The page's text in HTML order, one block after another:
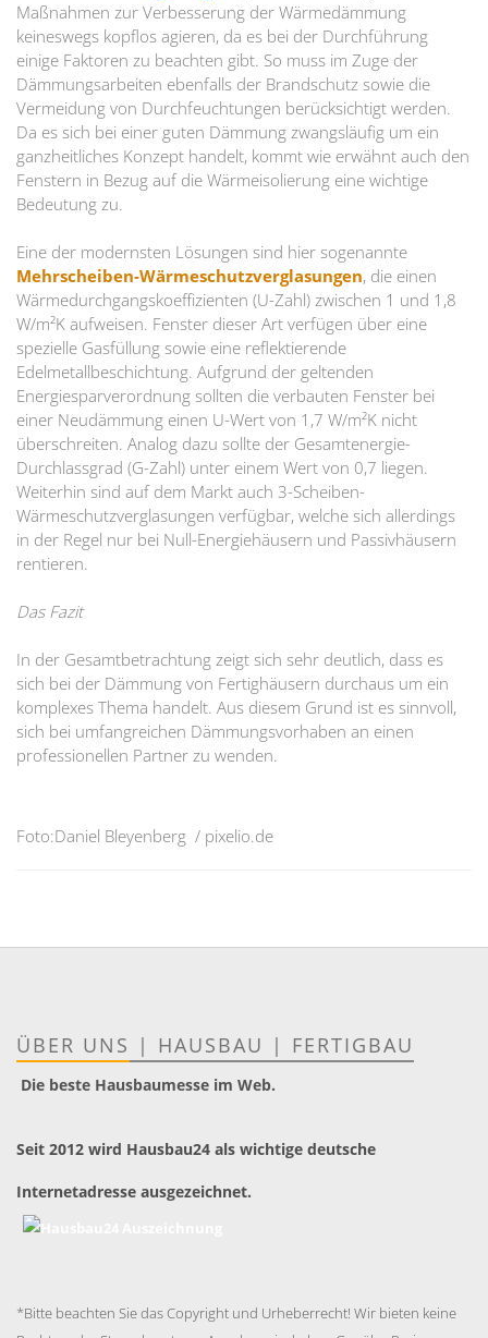
Maßnahmen zur Verbesserung der Wärmedämmung
keineswegs kopflos agieren, da es bei der Durchführung
einige Faktoren zu beachten gibt. So muss im Zuge der
Dämmungsarbeiten ebenfalls der Brandschutz sowie die
Vermeidung von Durchfeuchtungen berücksichtigt werden.
Da es sich bei einer guten Dämmung zwangsläufig um ein
ganzheitliches Konzept handelt, kommt wie erwähnt auch den
Fenstern in Bezug auf die Wärmeisolierung eine wichtige
Bedeutung zu.
Eine der modernsten Lösungen sind hier sogenannte
Mehrscheiben-Wärmeschutzverglasungen, die einen
Wärmedurchgangskoeffizienten (U-Zahl) zwischen 1 und 1,8
W/m²K aufweisen. Fenster dieser Art verfügen über eine
spezielle Gasfüllung sowie eine reflektierende
Edelmetallbeschichtung. Aufgrund der geltenden
Energiesparverordnung sollten die verbauten Fenster bei
einer Neudämmung einen U-Wert von 1,7 W/m²K nicht
überschreiten. Analog dazu sollte der Gesamtenergie-
Durchlassgrad (G-Zahl) unter einem Wert von 0,7 liegen.
Weiterhin sind auf dem Markt auch 3-Scheiben-
Wärmeschutzverglasungen verfügbar, welche sich allerdings
in der Regel nur bei Null-Energiehäusern und Passivhäusern
rentieren.
Das Fazit
In der Gesamtbetrachtung zeigt sich sehr deutlich, dass es
sich bei der Dämmung von Fertighäusern durchaus um ein
komplexes Thema handelt. Aus diesem Grund ist es sinnvoll,
sich bei umfangreichen Dämmungsvorhaben an einen
professionellen Partner zu wenden.
Foto:Daniel Bleyenberg / pixelio.de
ÜBER UNS | HAUSBAU | FERTIGBAU
Die beste Hausbaumesse im Web.
Seit 2012 wird Hausbau24 als wichtige deutsche
Internetadresse ausgezeichnet.
*Bitte beachten Sie das Copyright und Urheberrecht! Wir bieten keine